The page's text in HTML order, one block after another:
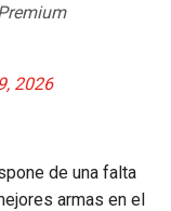
2026
de una falta
armas en el